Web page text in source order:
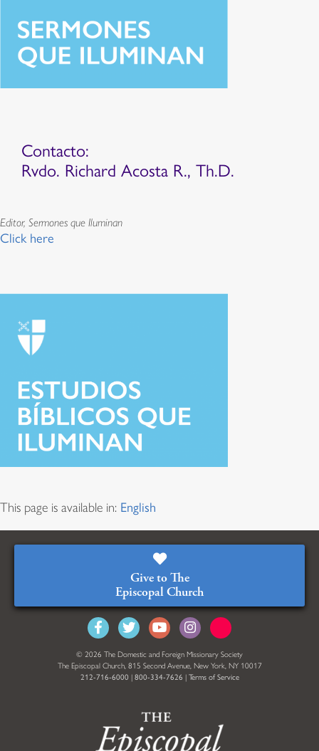
Contacto:
Rvdo. Richard Acosta R., Th.D.
Editor, Sermones que Iluminan
Click here
This page is available in: English
Give to The
Episcopal Church
© 2026 The Domestic and Foreign Missionary Society
The Episcopal Church, 815 Second Avenue, New York, NY 10017
212-716-6000 | 800-334-7626 | Terms of Service